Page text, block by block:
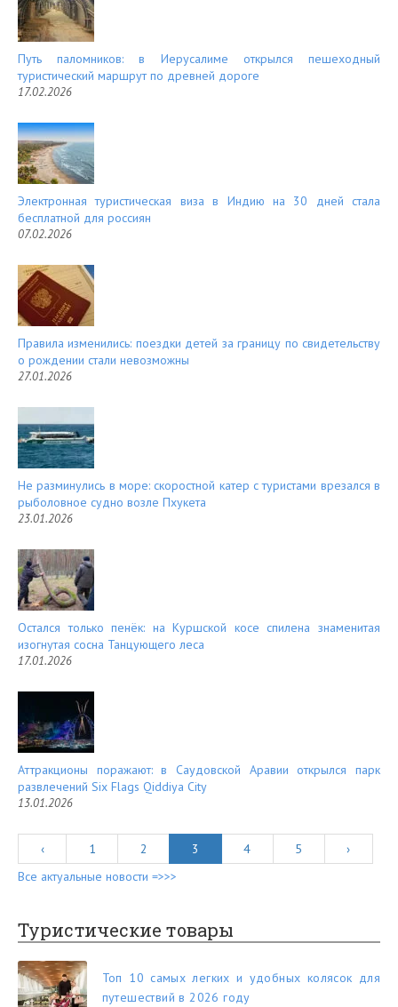
Путь паломников: в Иерусалиме открылся пешеходный
туристический маршрут по древней дороге
17.02.2026
Электронная туристическая виза в Индию на 30 дней стала
бесплатной для россиян
07.02.2026
Правила изменились: поездки детей за границу по свидетельству
о рождении стали невозможны
27.01.2026
Не разминулись в море: скоростной катер с туристами врезался в
рыболовное судно возле Пхукета
23.01.2026
Остался только пенёк: на Куршской косе спилена знаменитая
изогнутая сосна Танцующего леса
17.01.2026
Аттракционы поражают: в Саудовской Аравии открылся парк
развлечений Six Flags Qiddiya City
13.01.2026
‹ 1 2 3 4 5
›
Все актуальные новости =>>>
Туристические товары
Топ 10 самых легких и удобных колясок для
путешествий в 2026 году